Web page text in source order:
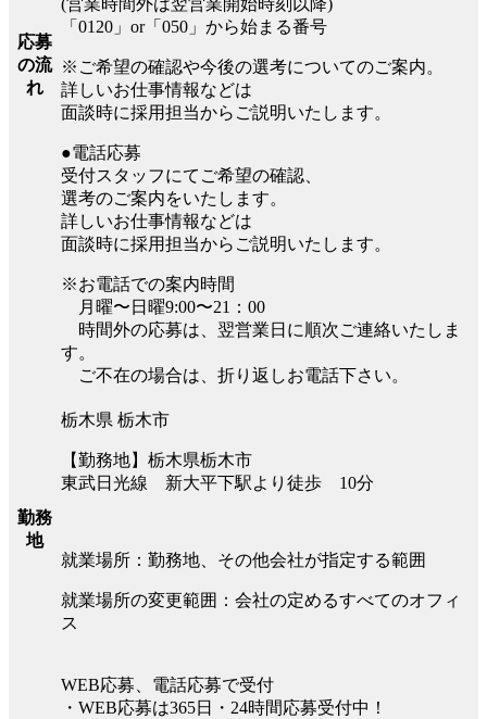
応募
の流
れ
「0120」or「050」から始まる番号
※ご希望の確認や今後の選考についてのご案内。
詳しいお仕事情報などは
面談時に採用担当からご説明いたします。
●電話応募
受付スタッフにてご希望の確認、
選考のご案内をいたします。
詳しいお仕事情報などは
面談時に採用担当からご説明いたします。
※お電話での案内時間
月曜〜日曜9:00〜21：00
時間外の応募は、翌営業日に順次ご連絡いたしま
す。
ご不在の場合は、折り返しお電話下さい。
勤務
地
栃木県 栃木市
【勤務地】栃木県栃木市
東武日光線 新大平下駅より徒歩 10分
就業場所：勤務地、その他会社が指定する範囲
就業場所の変更範囲：会社の定めるすべてのオフィ
ス
WEB応募、電話応募で受付
・WEB応募は365日・24時間応募受付中！